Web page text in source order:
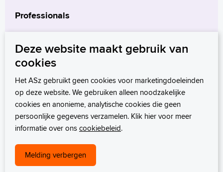
Professionals
Verwijzers
Wetenschappelijk onderzoek
Deze website maakt gebruik van
cookies
Het ASz gebruikt geen cookies voor marketingdoeleinden
op deze website. We gebruiken alleen noodzakelijke
cookies en anonieme, analytische cookies die geen
persoonlijke gegevens verzamelen. Klik hier voor meer
informatie over onscookiebeleid.
Melding verbergen